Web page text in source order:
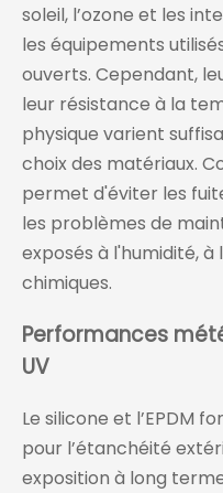
soleil, l’ozone et les
les équipements
ouverts. Cependant,
leur résistance à la
physique varient
choix des matériaux.
permet d'éviter les
les problèmes de
exposés à l'humidité,
chimiques.
Performances
UV
Le silicone et l’EPDM
pour l’étanchéité
exposition à long